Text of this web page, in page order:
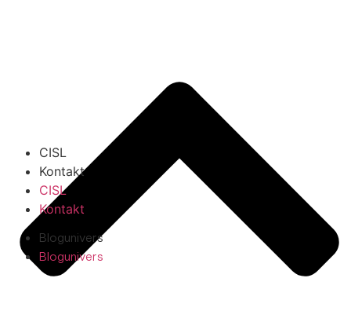
CISL
Kontakt
CISL
Kontakt
Blogunivers
Blogunivers